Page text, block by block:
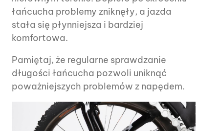
łańcucha problemy zniknęły, a jazda
stała się płynniejsza i bardziej
komfortowa.
Pamiętaj, że regularne sprawdzanie
długości łańcucha pozwoli uniknąć
poważniejszych problemów z napędem.